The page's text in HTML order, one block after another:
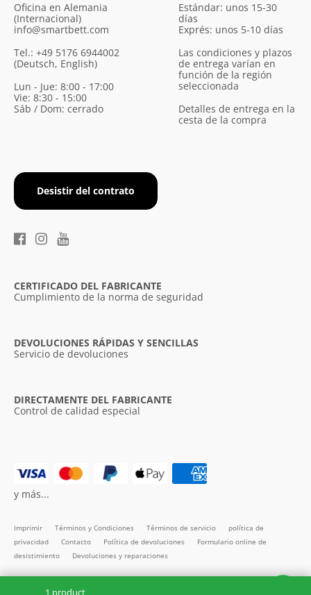
1 product
Oficina en Alemania
(Internacional)
info@smartbett.com
Tel.: +49 5176 6944002
(Deutsch, English)
Lun - Jue: 8:00 - 17:00
Vie: 8:30 - 15:00
Sáb / Dom: cerrado
Desistir del contrato
Estándar: unos 15-30
días
Exprés: unos 5-10 días
Las condiciones y plazos
de entrega varían en
función de la región
seleccionada
Detalles de entrega en la
cesta de la compra
CERTIFICADO DEL FABRICANTE
Cumplimiento de la norma de seguridad
DEVOLUCIONES RÁPIDAS Y SENCILLAS
Servicio de devoluciones
DIRECTAMENTE DEL FABRICANTE
Control de calidad especial
Imprimir Términos y Condiciones Términos de servicio
política de
privacidad
Contacto Política de devoluciones
Formulario online de
desistimiento
Devoluciones y reparaciones
Todos los precios incl. IVA
y más...